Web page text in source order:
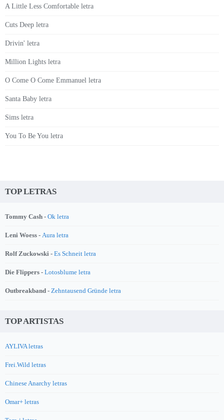
A Little Less Comfortable letra
Cuts Deep letra
Drivin' letra
Million Lights letra
O Come O Come Emmanuel letra
Santa Baby letra
Sims letra
You To Be You letra
TOP LETRAS
Tommy Cash - Ok letra
Leni Woess - Aura letra
Rolf Zuckowski - Es Schneit letra
Die Flippers - Lotosblume letra
Outbreakband - Zehntausend Gründe letra
TOP ARTISTAS
AYLIVA letras
Frei.Wild letras
Chinese Anarchy letras
Omar+ letras